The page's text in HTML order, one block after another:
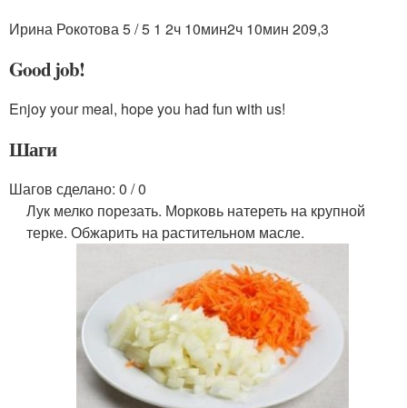
Ирина Рокотова 5 / 5 1 2ч 10мин2ч 10мин 209,3
Good job!
Enjoy your meal, hope you had fun with us!
Шаги
Шагов сделано: 0 / 0
Лук мелко порезать. Морковь натереть на крупной
терке. Обжарить на растительном масле.